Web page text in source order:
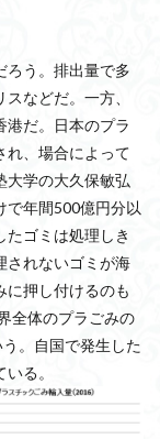
ろう。排出量で多
などだ。一方、
港だ。日本のプラ
れ、場合によって
大学の大久保敏弘
で年間500億円分以
たゴミは処理しき
されないゴミが海
に押し付けるのも
全体のプラごみの
。自国で発生した
る。